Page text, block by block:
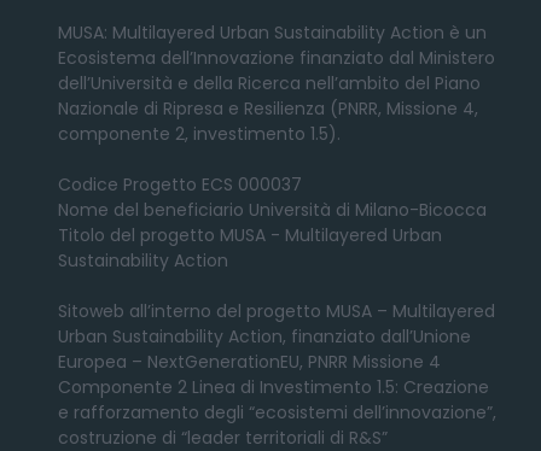
MUSA: Multilayered Urban Sustainability Action è un
Ecosistema dell’Innovazione finanziato dal Ministero
dell’Università e della Ricerca nell’ambito del Piano
Nazionale di Ripresa e Resilienza (PNRR, Missione 4,
componente 2, investimento 1.5).
Codice Progetto ECS 000037
Nome del beneficiario Università di Milano-Bicocca
Titolo del progetto MUSA - Multilayered Urban
Sustainability Action
Sitoweb all’interno del progetto MUSA – Multilayered
Urban Sustainability Action, finanziato dall’Unione
Europea – NextGenerationEU, PNRR Missione 4
Componente 2 Linea di Investimento 1.5: Creazione
e rafforzamento degli “ecosistemi dell’innovazione”,
costruzione di “leader territoriali di R&S”